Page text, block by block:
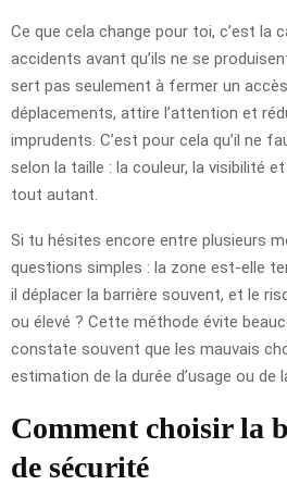
Ce que cela change pour toi, c’est la
accidents avant qu’ils ne se
sert pas seulement à fermer un
déplacements, attire l’attention et
imprudents. C’est pour cela qu’il ne
selon la taille : la couleur, la visibilité
tout autant.
Si tu hésites encore entre plusieurs
questions simples : la zone est-elle
il déplacer la barrière souvent, et le
ou élevé ? Cette méthode évite
constate souvent que les mauvais
estimation de la durée d’usage ou de
Comment choisir la
de sécurité